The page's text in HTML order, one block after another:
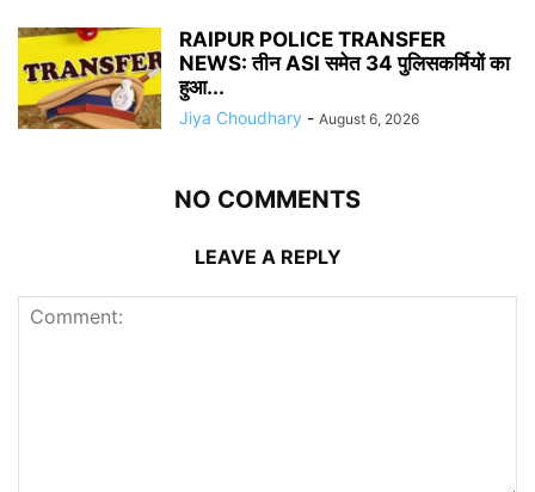
RAIPUR POLICE TRANSFER
NEWS: तीन ASI समेत 34 पुलिसकर्मियों का
हुआ...
Jiya Choudhary - August 6, 2026
NO COMMENTS
LEAVE A REPLY